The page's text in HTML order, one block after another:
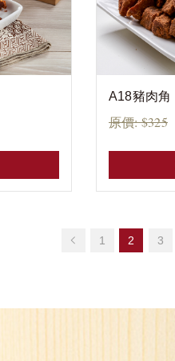
A18豬肉角
原價: $325
1 2 3